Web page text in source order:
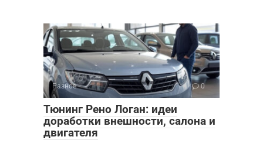
Разное 0
Тюнинг Рено Логан: идеи
доработки внешности, салона и
двигателя